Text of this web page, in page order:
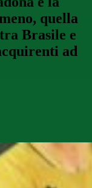
quella
Brasile e
ad